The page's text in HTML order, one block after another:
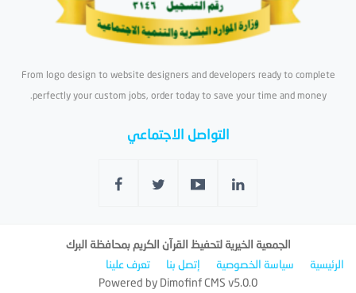
From logo design to website designers and developers ready to complete
perfectly your custom jobs, order today to save your time and money.
التواصل الاجتماعي
الجمعية الخيرية لتحفيظ القرآن الكريم بمحافظة البرك
الرئيسية
سياسة الخصوصية إتصل بنا
تعرف علينا
Powered by Dimofinf CMS v5.0.0